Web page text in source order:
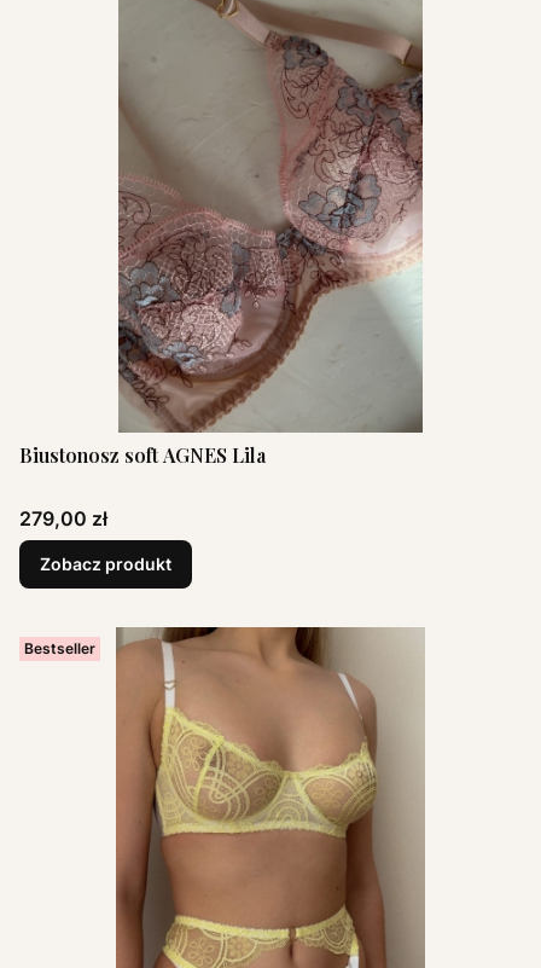
Biustonosz soft AGNES Lila
Cena
279,00 zł
Zobacz produkt
Bestseller